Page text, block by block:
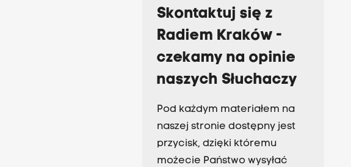
Skontaktuj się z
Radiem Kraków -
czekamy na opinie
naszych Słuchaczy
Pod każdym materiałem na
naszej stronie dostępny jest
przycisk, dzięki któremu
możecie Państwo wysyłać